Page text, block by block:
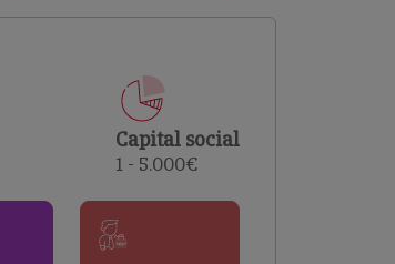
e analisar o risco de incumprimento dos
Capital social
1 - 5.000€